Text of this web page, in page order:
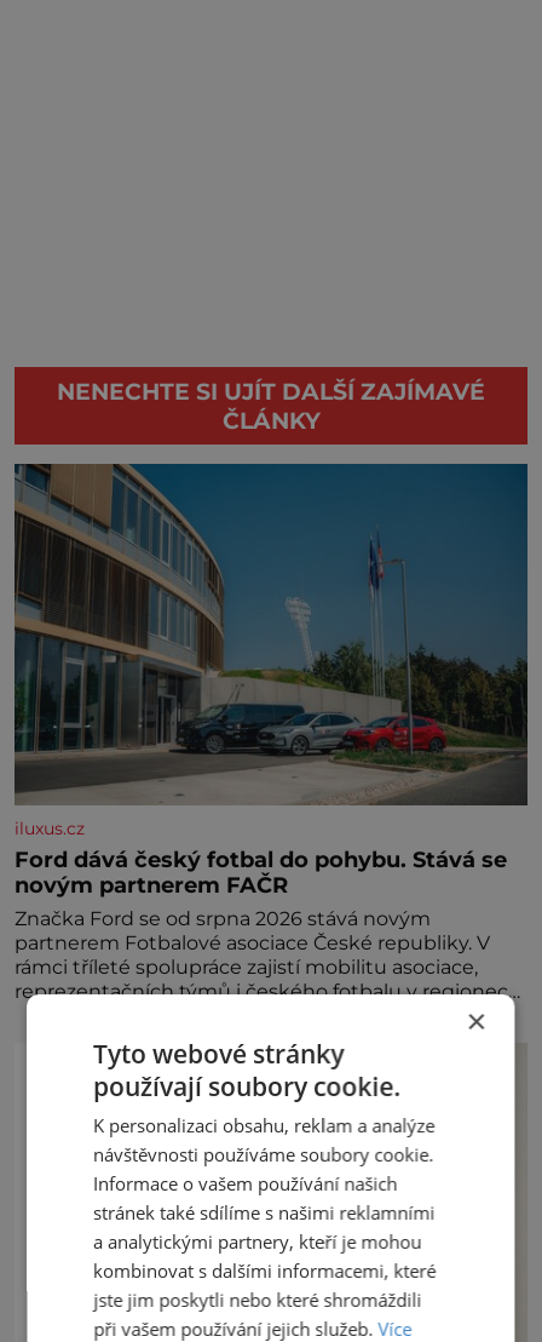
NENECHTE SI UJÍT DALŠÍ ZAJÍMAVÉ
ČLÁNKY
iluxus.cz
Ford dává český fotbal do pohybu. Stává se
novým partnerem FAČR
Značka Ford se od srpna 2026 stává novým
partnerem Fotbalové asociace České republiky. V
rámci tříleté spolupráce zajistí mobilitu asociace,
reprezentačních týmů i českého fotbalu v regionech.
×
Tyto webové stránky
používají soubory cookie.
K personalizaci obsahu, reklam a analýze
návštěvnosti používáme soubory cookie.
Informace o vašem používání našich
stránek také sdílíme s našimi reklamními
a analytickými partnery, kteří je mohou
kombinovat s dalšími informacemi, které
jste jim poskytli nebo které shromáždili
při vašem používání jejich služeb.Více